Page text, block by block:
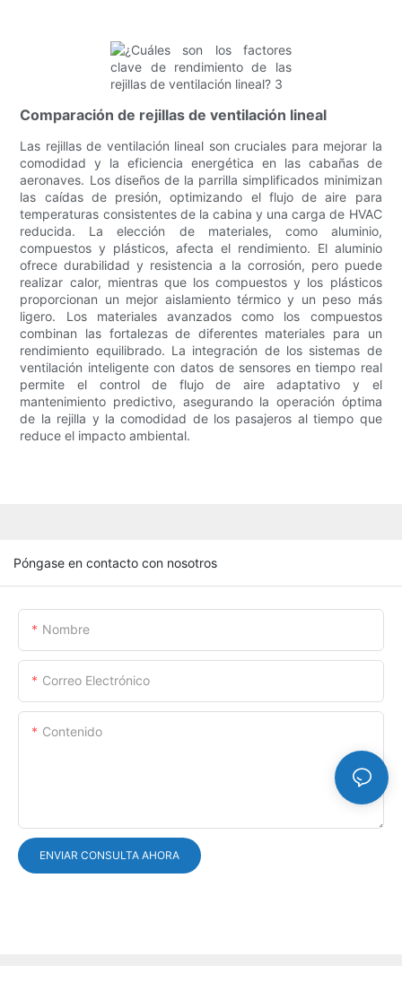
Comparación de rejillas de ventilación lineal
Las rejillas de ventilación lineal son cruciales para mejorar la
comodidad y la eficiencia energética en las cabañas de
aeronaves. Los diseños de la parrilla simplificados minimizan
las caídas de presión, optimizando el flujo de aire para
temperaturas consistentes de la cabina y una carga de HVAC
reducida. La elección de materiales, como aluminio,
compuestos y plásticos, afecta el rendimiento. El aluminio
ofrece durabilidad y resistencia a la corrosión, pero puede
realizar calor, mientras que los compuestos y los plásticos
proporcionan un mejor aislamiento térmico y un peso más
ligero. Los materiales avanzados como los compuestos
combinan las fortalezas de diferentes materiales para un
rendimiento equilibrado. La integración de los sistemas de
ventilación inteligente con datos de sensores en tiempo real
permite el control de flujo de aire adaptativo y el
mantenimiento predictivo, asegurando la operación óptima
de la rejilla y la comodidad de los pasajeros al tiempo que
reduce el impacto ambiental.
Póngase en contacto con nosotros
Nombre
Correo Electrónico
Contenido
ENVIAR CONSULTA AHORA